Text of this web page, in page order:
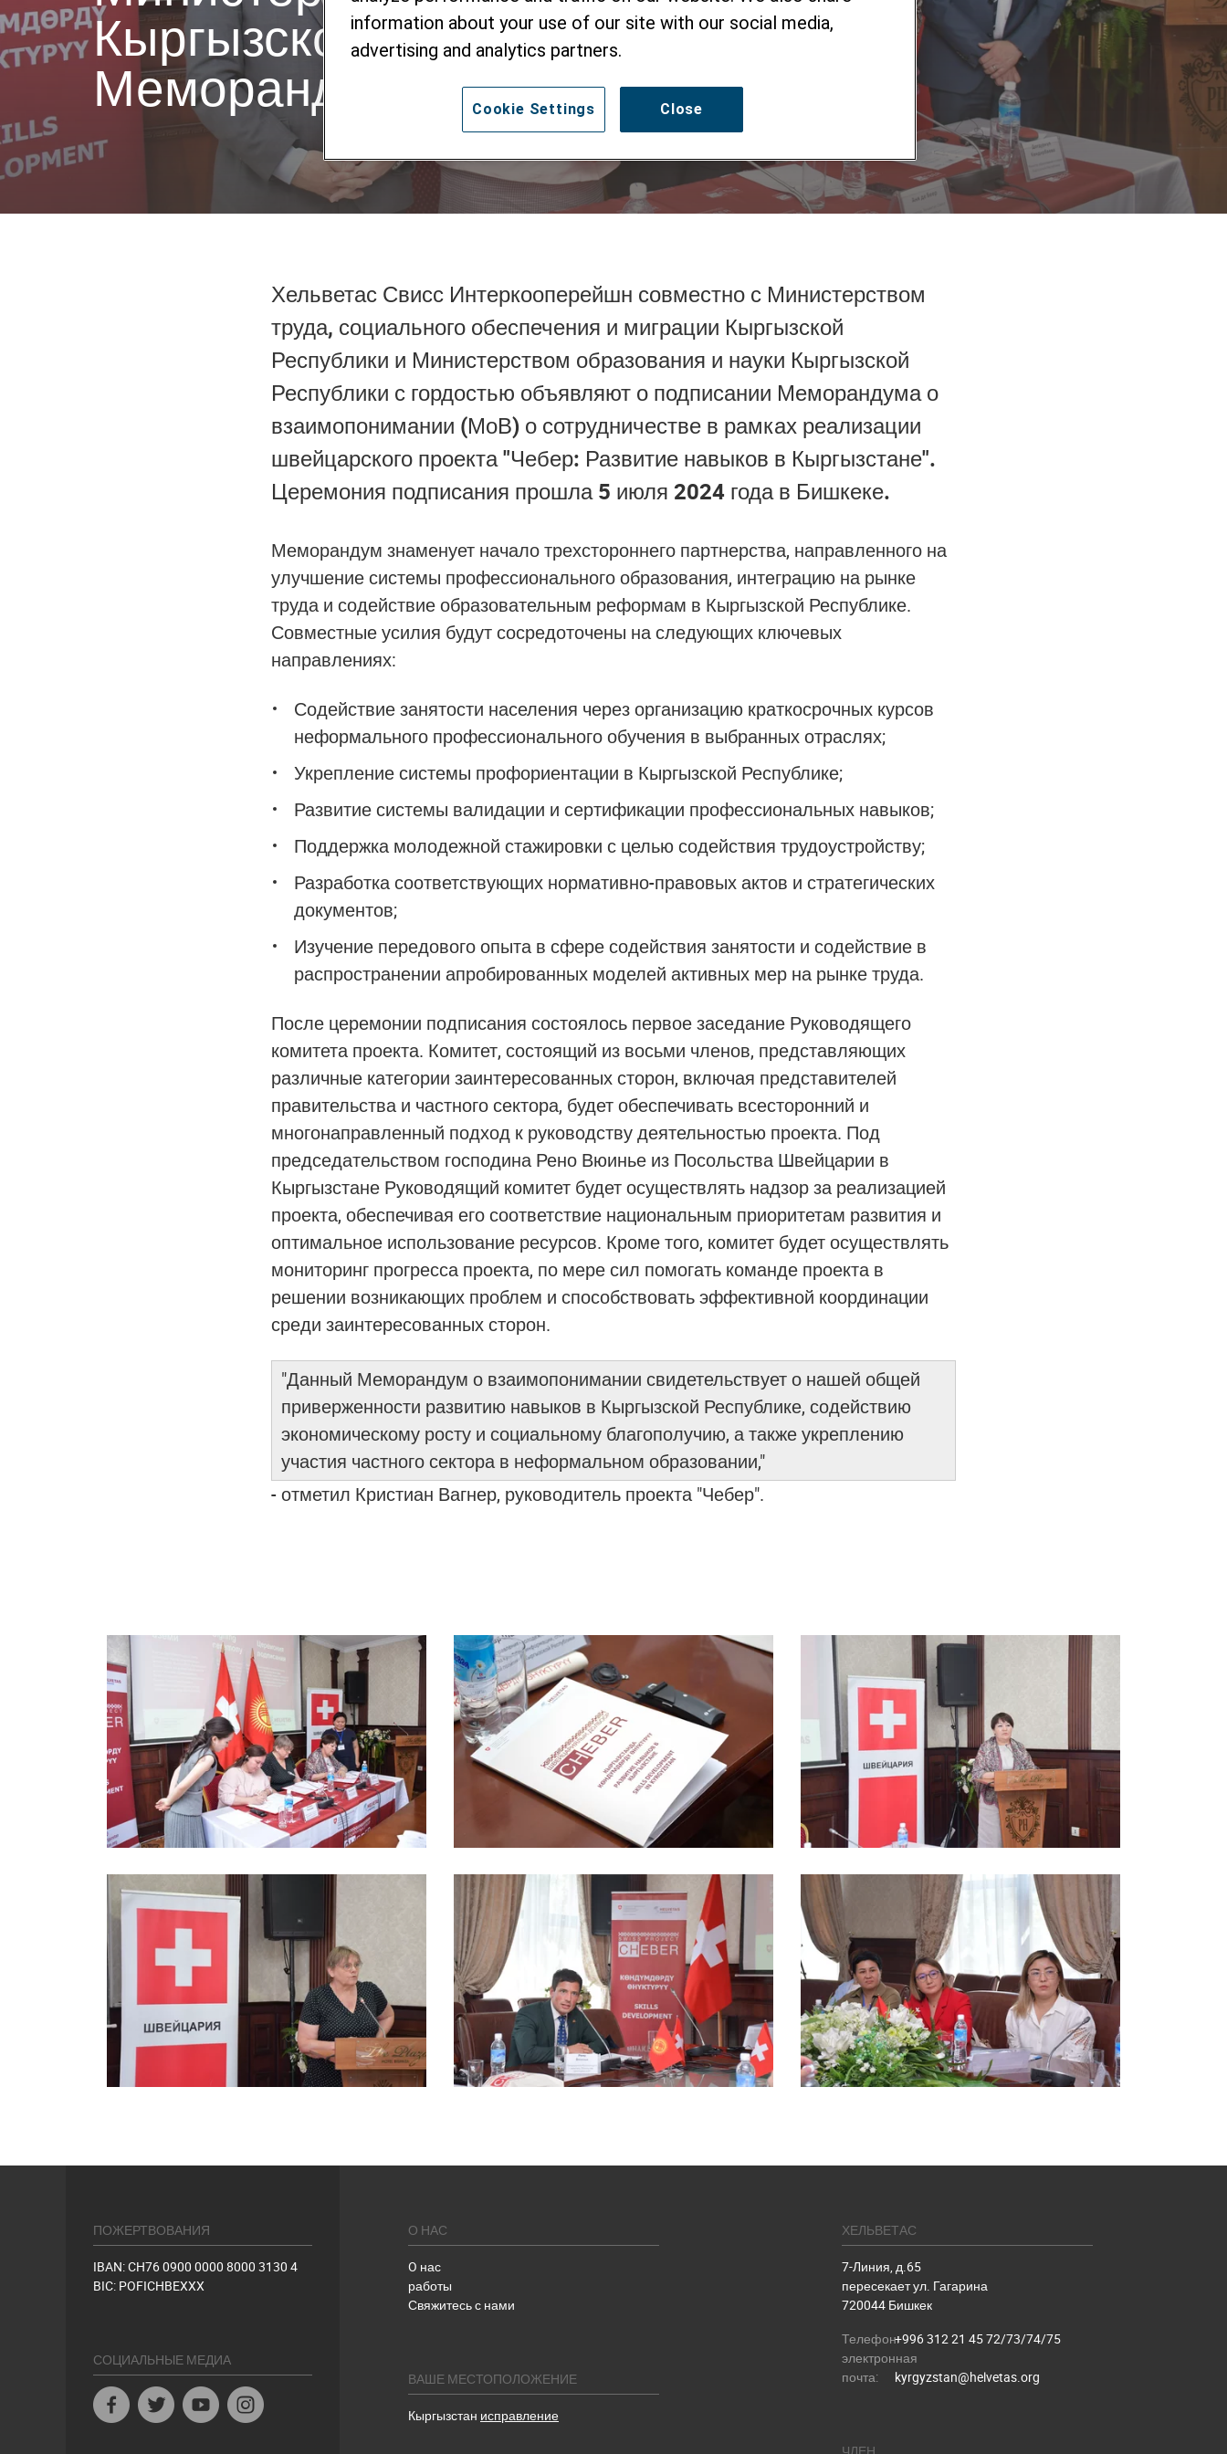
Кыргызской Республики подписали
Меморандум о взаимопонимании
Хельветас Свисс Интеркооперейшн совместно с Министерством
труда, социального обеспечения и миграции Кыргызской
Республики и Министерством образования и науки Кыргызской
Республики с гордостью объявляют о подписании Меморандума о
взаимопонимании (МоВ) о сотрудничестве в рамках реализации
швейцарского проекта "Чебер: Развитие навыков в Кыргызстане".
Церемония подписания прошла 5 июля 2024 года в Бишкеке.
Меморандум знаменует начало трехстороннего партнерства, направленного на
улучшение системы профессионального образования, интеграцию на рынке
труда и содействие образовательным реформам в Кыргызской Республике.
Совместные усилия будут сосредоточены на следующих ключевых
направлениях:
Содействие занятости населения через организацию краткосрочных курсов
неформального профессионального обучения в выбранных отраслях;
Укрепление системы профориентации в Кыргызской Республике;
Развитие системы валидации и сертификации профессиональных навыков;
Поддержка молодежной стажировки с целью содействия трудоустройству;
Разработка соответствующих нормативно-правовых актов и стратегических
документов;
Изучение передового опыта в сфере содействия занятости и содействие в
распространении апробированных моделей активных мер на рынке труда.
После церемонии подписания состоялось первое заседание Руководящего
комитета проекта. Комитет, состоящий из восьми членов, представляющих
различные категории заинтересованных сторон, включая представителей
правительства и частного сектора, будет обеспечивать всесторонний и
многонаправленный подход к руководству деятельностью проекта. Под
председательством господина Рено Вюинье из Посольства Швейцарии в
Кыргызстане Руководящий комитет будет осуществлять надзор за реализацией
проекта, обеспечивая его соответствие национальным приоритетам развития и
оптимальное использование ресурсов. Кроме того, комитет будет осуществлять
мониторинг прогресса проекта, по мере сил помогать команде проекта в
решении возникающих проблем и способствовать эффективной координации
среди заинтересованных сторон.
"Данный Меморандум о взаимопонимании свидетельствует о нашей общей
приверженности развитию навыков в Кыргызской Республике, содействию
экономическому росту и социальному благополучию, а также укреплению
участия частного сектора в неформальном образовании,"
- отметил Кристиан Вагнер, руководитель проекта "Чебер".
ПОЖЕРТВОВАНИЯ
IBAN: CH76 0900 0000 8000 3130 4
BIC: POFICHBEXXX
СОЦИАЛЬНЫЕ МЕДИА
FacebookTwitter Youtube
О НАС
O нас
работы
Свяжитесь с нами
ВАШЕ МЕСТОПОЛОЖЕНИЕ
Кыргызстан исправление
ХЕЛЬВЕТАС
7-Линия, д.65
пересекает ул. Гагарина
720044 Бишкек
Телефон:+996 312 21 45 72/73/74/75
электронная
почта:
kyrgyzstan@helvetas.org
ЧЛЕН
information about your use of our site with our social media,
advertising and analytics partners.
Close
Cookie Settings